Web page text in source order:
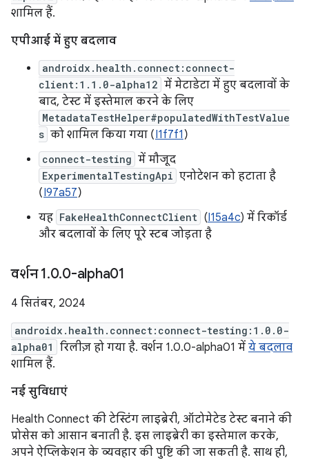
शामिल हैं.
एपीआई में हुए बदलाव
androidx.health.connect:connect-
client:1.1.0-alpha12 में मेटाडेटा में हुए बदलावों के
बाद, टेस्ट में इस्तेमाल करने के लिए
MetadataTestHelper#populatedWithTestValue
s को शामिल किया गया (I1f7f1 )
connect-testing में मौजूद
ExperimentalTestingApi एनोटेशन को हटाता है
(I97a57)
यह FakeHealthConnectClient (I15a4c) में रिकॉर्ड
और बदलावों के लिए पूरे स्टब जोड़ता है
वर्शन 1.0.0-alpha01
4 सितंबर, 2024
androidx.health.connect:connect-testing:1.0.0-
alpha01
रिलीज़ हो गया है. वर्शन 1.0.0-alpha01 में ये बदलाव
शामिल हैं.
नई सुविधाएं
Health Connect की टेस्टिंग लाइब्रेरी, ऑटोमेटेड टेस्ट बनाने की
प्रोसेस को आसान बनाती है. इस लाइब्रेरी का इस्तेमाल करके,
अपने ऐप्लिकेशन के व्यवहार की पुष्टि की जा सकती है. साथ ही,